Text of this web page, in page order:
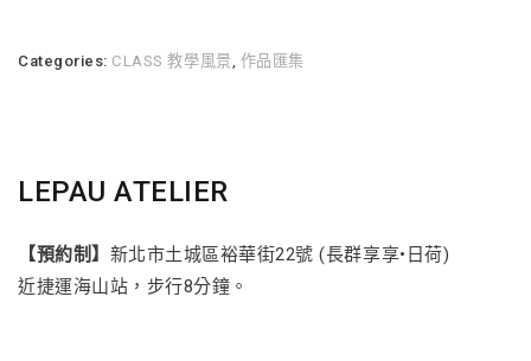
Categories: CLASS 教學風景, 作品匯集
LEPAU ATELIER
【預約制】 新北市土城區裕華街22號 (長群享享•日荷)
近捷運海山站，步行8分鐘。